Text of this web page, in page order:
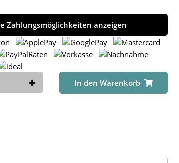
Zahlungsmöglichkeiten anzeigen
In den Warenkorb